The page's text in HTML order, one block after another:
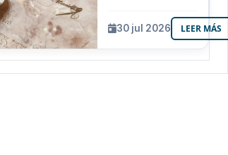
UMSA
resguarda 6
joyas de la
30 jul 2026 LEER MÁS